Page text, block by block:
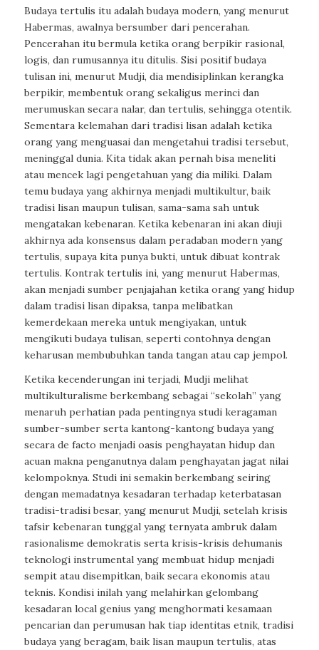
Budaya tertulis itu adalah budaya modern, yang menurut
Habermas, awalnya bersumber dari pencerahan.
Pencerahan itu bermula ketika orang berpikir rasional,
logis, dan rumusannya itu ditulis. Sisi positif budaya
tulisan ini, menurut Mudji, dia mendisiplinkan kerangka
berpikir, membentuk orang sekaligus merinci dan
merumuskan secara nalar, dan tertulis, sehingga otentik.
Sementara kelemahan dari tradisi lisan adalah ketika
orang yang menguasai dan mengetahui tradisi tersebut,
meninggal dunia. Kita tidak akan pernah bisa meneliti
atau mencek lagi pengetahuan yang dia miliki. Dalam
temu budaya yang akhirnya menjadi multikultur, baik
tradisi lisan maupun tulisan, sama-sama sah untuk
mengatakan kebenaran. Ketika kebenaran ini akan diuji
akhirnya ada konsensus dalam peradaban modern yang
tertulis, supaya kita punya bukti, untuk dibuat kontrak
tertulis. Kontrak tertulis ini, yang menurut Habermas,
akan menjadi sumber penjajahan ketika orang yang hidup
dalam tradisi lisan dipaksa, tanpa melibatkan
kemerdekaan mereka untuk mengiyakan, untuk
mengikuti budaya tulisan, seperti contohnya dengan
keharusan membubuhkan tanda tangan atau cap jempol.
Ketika kecenderungan ini terjadi, Mudji melihat
multikulturalisme berkembang sebagai “sekolah” yang
menaruh perhatian pada pentingnya studi keragaman
sumber-sumber serta kantong-kantong budaya yang
secara de facto menjadi oasis penghayatan hidup dan
acuan makna penganutnya dalam penghayatan jagat nilai
kelompoknya. Studi ini semakin berkembang seiring
dengan memadatnya kesadaran terhadap keterbatasan
tradisi-tradisi besar, yang menurut Mudji, setelah krisis
tafsir kebenaran tunggal yang ternyata ambruk dalam
rasionalisme demokratis serta krisis-krisis dehumanis
teknologi instrumental yang membuat hidup menjadi
sempit atau disempitkan, baik secara ekonomis atau
teknis. Kondisi inilah yang melahirkan gelombang
kesadaran local genius yang menghormati kesamaan
pencarian dan perumusan hak tiap identitas etnik, tradisi
budaya yang beragam, baik lisan maupun tertulis, atas